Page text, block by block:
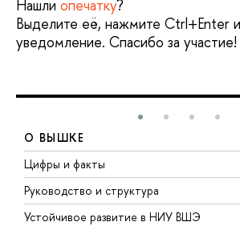
Нашли опечатку?
Выделите её, нажмите Ctrl+Enter
уведомление. Спасибо за участие!
О ВЫШКЕ
Цифры и факты
Руководство и структура
Устойчивое развитие в НИУ ВШЭ